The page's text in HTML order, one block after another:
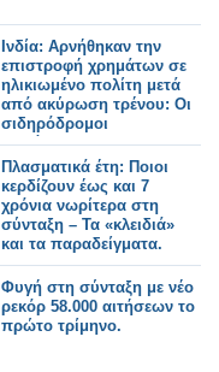
Ινδία: Αρνήθηκαν την
επιστροφή χρημάτων σε
ηλικιωμένο πολίτη μετά
από ακύρωση τρένου: Οι
σιδηρόδρομοι
διατάχθηκαν να
καταβάλουν αποζημίωση
25.000 Ρουπίες.
Πλασματικά έτη: Ποιοι
κερδίζουν έως και 7
χρόνια νωρίτερα στη
σύνταξη – Τα «κλειδιά»
και τα παραδείγματα.
Φυγή στη σύνταξη με νέο
ρεκόρ 58.000 αιτήσεων το
πρώτο τρίμηνο.